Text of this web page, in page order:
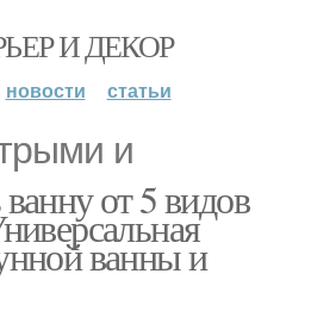
И ДЕКОР
новости статьи
и
от 5 видов
ванны и